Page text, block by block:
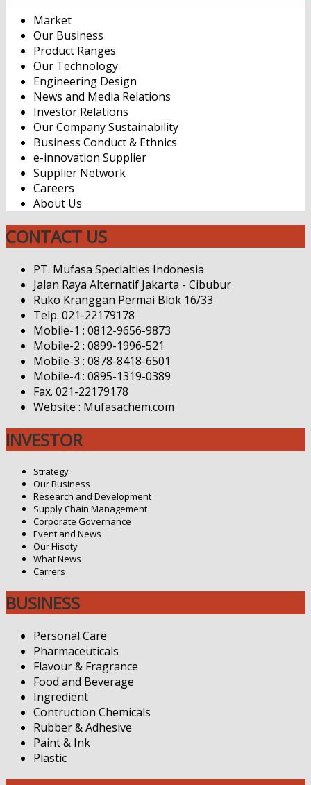
Market
Our Business
Product Ranges
Our Technology
Engineering Design
News and Media Relations
Investor Relations
Our Company Sustainability
Business Conduct & Ethnics
e-innovation Supplier
Supplier Network
Careers
About Us
CONTACT US
PT. Mufasa Specialties Indonesia
Jalan Raya Alternatif Jakarta - Cibubur
Ruko Kranggan Permai Blok 16/33
Telp. 021-22179178
Mobile-1 : 0812-9656-9873
Mobile-2 : 0899-1996-521
Mobile-3 : 0878-8418-6501
Mobile-4 : 0895-1319-0389
Fax. 021-22179178
Website : Mufasachem.com
INVESTOR
Strategy
Our Business
Research and Development
Supply Chain Management
Corporate Governance
Event and News
Our Hisoty
What News
Carrers
BUSINESS
Personal Care
Pharmaceuticals
Flavour & Fragrance
Food and Beverage
Ingredient
Contruction Chemicals
Rubber & Adhesive
Paint & Ink
Plastic